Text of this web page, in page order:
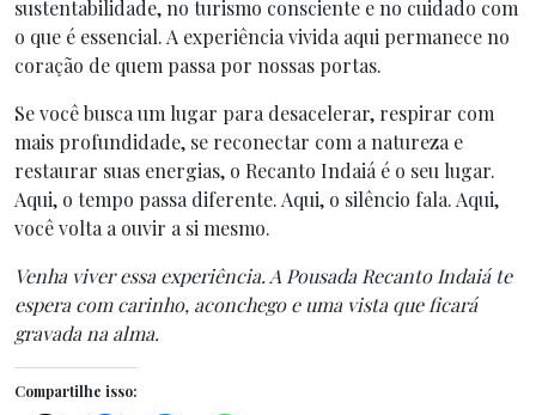
sustentabilidade, no turismo consciente e no cuidado com
o que é essencial. A experiência vivida aqui permanece no
coração de quem passa por nossas portas.
Se você busca um lugar para desacelerar, respirar com
mais profundidade, se reconectar com a natureza e
restaurar suas energias, o Recanto Indaiá é o seu lugar.
Aqui, o tempo passa diferente. Aqui, o silêncio fala. Aqui,
você volta a ouvir a si mesmo.
Venha viver essa experiência. A Pousada Recanto Indaiá te
espera com carinho, aconchego e uma vista que ficará
gravada na alma.
Compartilhe isso: